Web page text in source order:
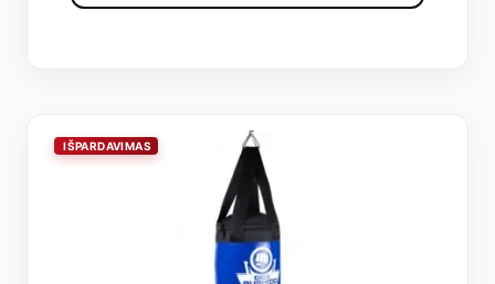
€27,99.€25,19.